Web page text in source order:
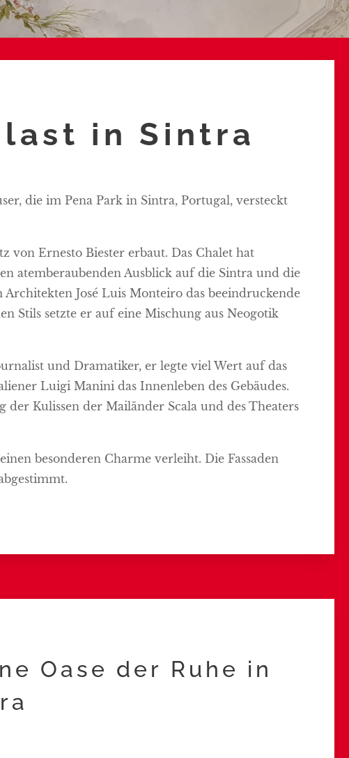
in Sintra
die im Pena Park in Sintra, Portugal, versteckt
von Ernesto Biester erbaut. Das Chalet hat
atemberaubenden Ausblick auf die Sintra und die
José Luis Monteiro das beeindruckende
Stils setzte er auf eine Mischung aus Neogotik
und Dramatiker, er legte viel Wert auf das
Luigi Manini das Innenleben des Gebäudes.
Kulissen der Mailänder Scala und des Theaters
besonderen Charme verleiht. Die Fassaden
Oase der Ruhe in